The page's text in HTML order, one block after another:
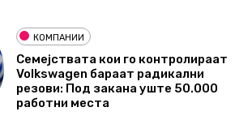
КОМПАНИИ
Семејствата кои го контролираат
Volkswagen бараат радикални
резови: Под закана уште 50.000
работни места